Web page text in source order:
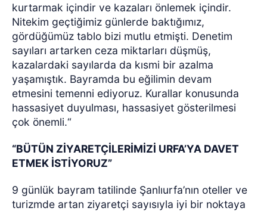
kurtarmak içindir ve kazaları önlemek içindir.
Nitekim geçtiğimiz günlerde baktığımız,
gördüğümüz tablo bizi mutlu etmişti. Denetim
sayıları artarken ceza miktarları düşmüş,
kazalardaki sayılarda da kısmi bir azalma
yaşamıştık. Bayramda bu eğilimin devam
etmesini temenni ediyoruz. Kurallar konusunda
hassasiyet duyulması, hassasiyet gösterilmesi
çok önemli.“
“BÜTÜN ZİYARETÇİLERİMİZİ URFA’YA DAVET
ETMEK İSTİYORUZ”
9 günlük bayram tatilinde Şanlıurfa’nın oteller ve
turizmde artan ziyaretçi sayısıyla iyi bir noktaya